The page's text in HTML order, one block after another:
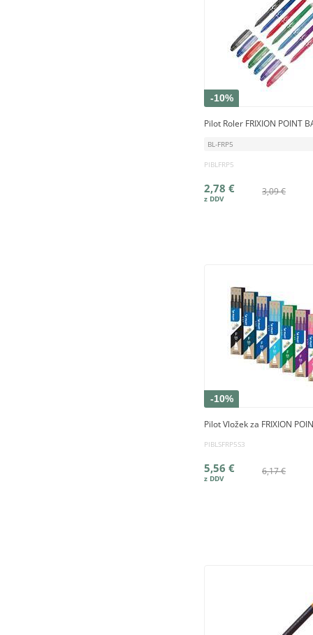
-10%
Pilot Roler FRIXION POINT
BL-FRP5
PIBLFRP5
3,09 €
2,78 €
-10%
Pilot Vložek za FRIXION
PIBLSFRP5S3
6,17 €
5,56 €